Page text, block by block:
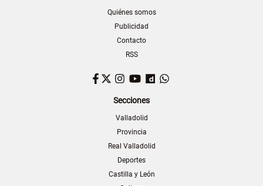
Quiénes somos
Publicidad
Contacto
RSS
Facebook
TwitterInstagram
YouTubeDailymotion
Secciones
Valladolid
Provincia
Real Valladolid
Deportes
Castilla y León